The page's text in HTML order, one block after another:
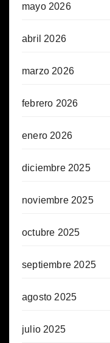
mayo 2026
abril 2026
marzo 2026
febrero 2026
enero 2026
diciembre 2025
noviembre 2025
octubre 2025
septiembre 2025
agosto 2025
julio 2025